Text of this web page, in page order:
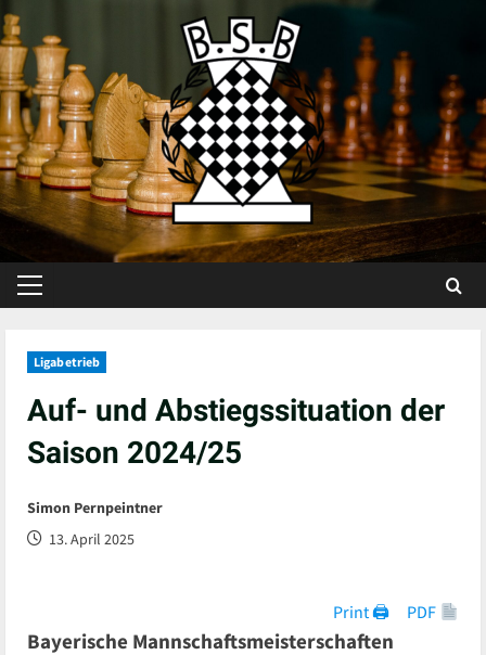
Skip
to
content
Primary
Ligabetrieb
Auf- und Abstiegssituation der
Saison 2024/25
Simon Pernpeintner
13. April 2025
Print 🖨 PDF
Bayerische Mannschaftsmeisterschaften